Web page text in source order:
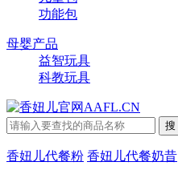
功能包
母婴产品
益智玩具
科教玩具
香妞儿代餐粉 香妞儿代餐奶昔